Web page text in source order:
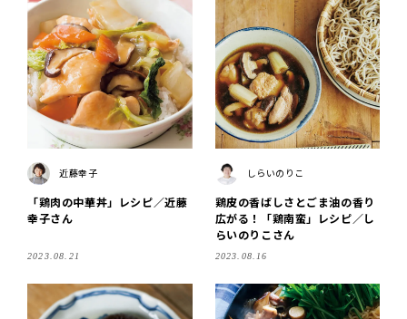
近藤幸子
「鶏肉の中華丼」レシピ／近藤
幸子さん
2023.08.21
しらいのりこ
鶏皮の香ばしさとごま油の香り
広がる！「鶏南蛮」レシピ／し
らいのりこさん
2023.08.16